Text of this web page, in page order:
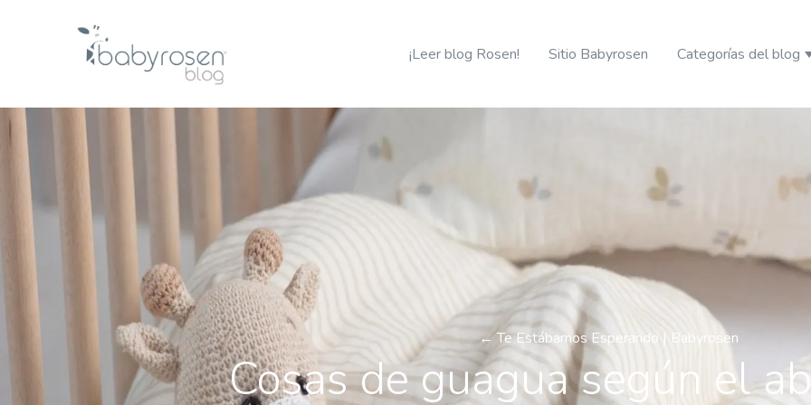
¡Leer blog Rosen! Sitio Babyrosen Categorías del blog
← Te Estábamos Esperando | Babyrosen
Cosas de guagua según el